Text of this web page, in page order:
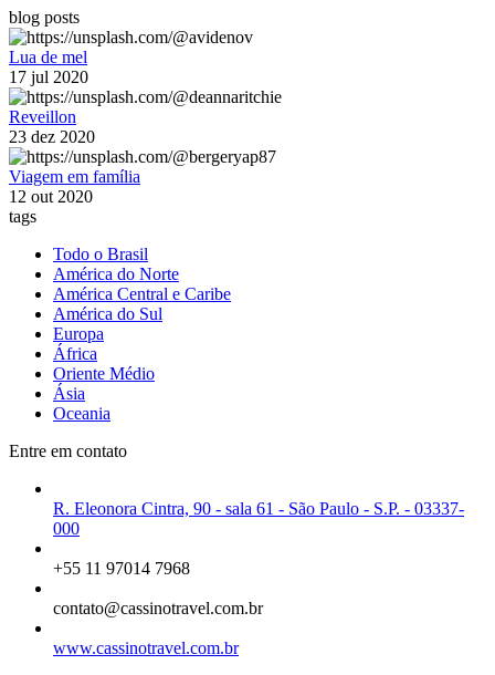
blog posts
Lua de mel
17 jul 2020
Reveillon
23 dez 2020
Viagem em família
12 out 2020
tags
Todo o Brasil
América do Norte
América Central e Caribe
América do Sul
Europa
África
Oriente Médio
Ásia
Oceania
Entre em contato
R. Eleonora Cintra, 90 - sala 61 - São Paulo - S.P. - 03337-
000
+55 11 97014 7968
contato@cassinotravel.com.br
www.cassinotravel.com.br